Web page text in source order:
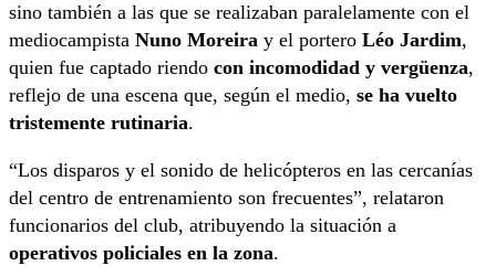
sino también a las que se realizaban paralelamente con el
mediocampista Nuno Moreira y el portero Léo Jardim,
quien fue captado riendo con incomodidad y vergüenza,
reflejo de una escena que, según el medio, se ha vuelto
tristemente rutinaria.
“Los disparos y el sonido de helicópteros en las cercanías
del centro de entrenamiento son frecuentes”, relataron
funcionarios del club, atribuyendo la situación a
operativos policiales en la zona.